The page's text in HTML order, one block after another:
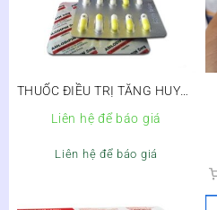
THUỐC ĐIỀU TRỊ TĂNG HUYẾT
ÁP, ĐAU THẮT NGỰC
AMLODIPIN 5MG
Liên hệ để báo giá
Liên hệ để báo giá